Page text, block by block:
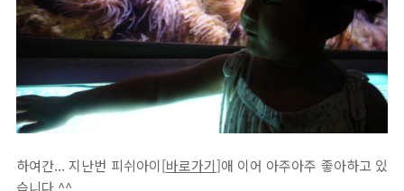
하여간... 지난번 피쉬아이[바로가기]애 이어 아주아주 좋아하고 있
습니다.^^